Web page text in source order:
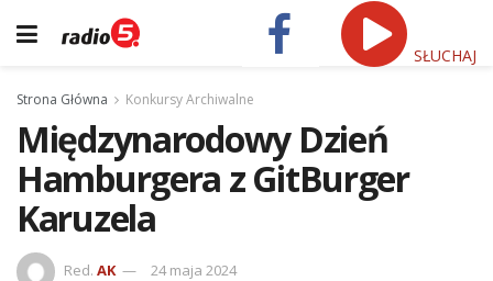
SŁUCHAJ
Strona Główna Konkursy Archiwalne
Międzynarodowy Dzień
Hamburgera z GitBurger
Karuzela
Red. AK 24 maja 2024